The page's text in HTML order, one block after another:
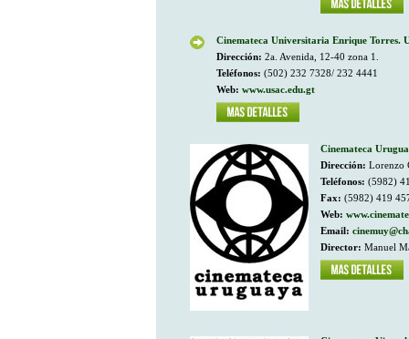
Cinemateca Universitaria Enrique Torres.
Dirección: 2a. Avenida, 12-40 zona 1.
Teléfonos: (502) 232 7328/ 232 4441
Web: www.usac.edu.gt
Cinemateca
Dirección: Lorenzo
Teléfonos: (5982)
Fax: (5982) 419
Web:
Email:
Director: Manuel